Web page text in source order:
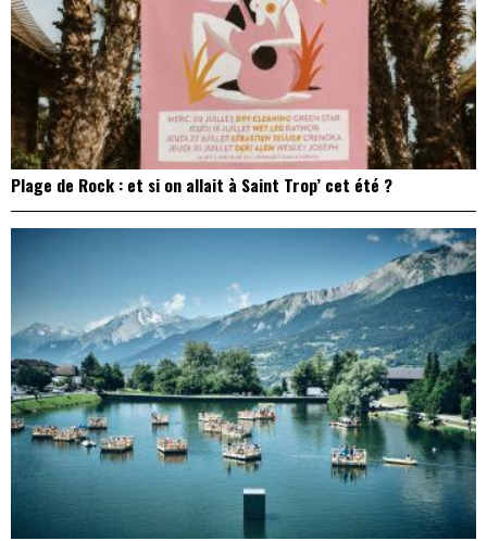
Plage de Rock : et si on allait à Saint Trop’ cet été ?